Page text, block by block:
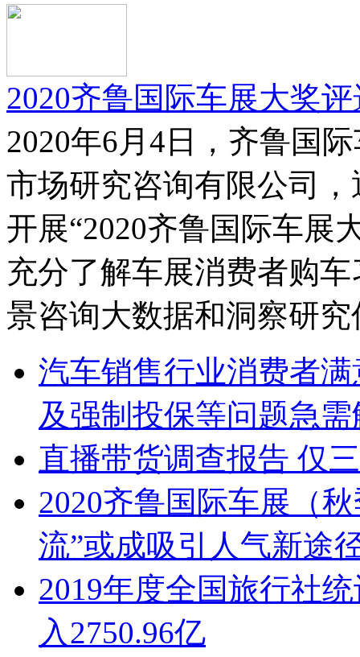
2020齐鲁国际车展大奖
2020年6月4日，齐鲁国
市场研究咨询有限公司
开展“2020齐鲁国际车展
充分了解车展消费者购
景咨询大数据和洞察研
汽车销售行业消费者
及强制投保等问题急
直播带货调查报告 仅
2020齐鲁国际车展（
流”或成吸引人气新途
2019年度全国旅行社
入2750.96亿